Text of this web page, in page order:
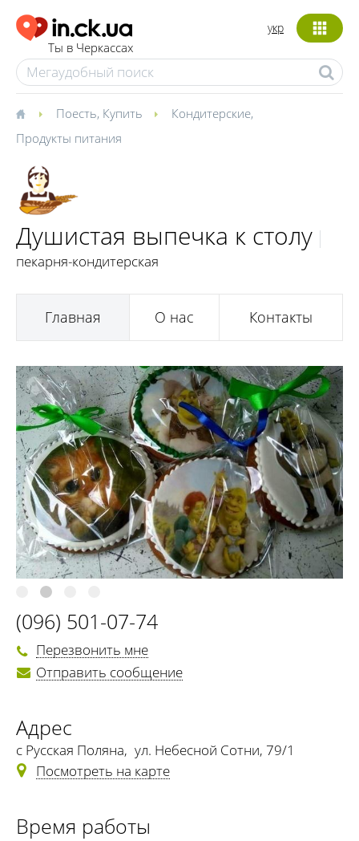
Ты в Черкассах
укр
Поесть, Купить Кондитерские,
Продукты питания
Душистая выпечка к столу
пекарня-кондитерская
Главная О нас Контакты
(096) 501-07-74
Перезвонить мне
Отправить сообщение
Адрес
с Русская Поляна, ул. Небесной Сотни, 79/1
Посмотреть на карте
Время работы